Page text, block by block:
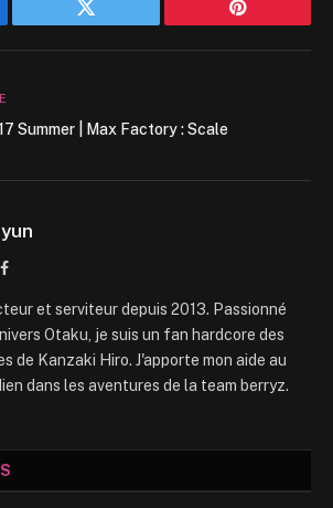
Twitter Pinterest
Summer | Max Factory : Scale
Facebook
et serviteur depuis 2013. Passionné
Otaku, je suis un fan hardcore des
de Kanzaki Hiro. J'apporte mon aide au
dans les aventures de la team berryz.